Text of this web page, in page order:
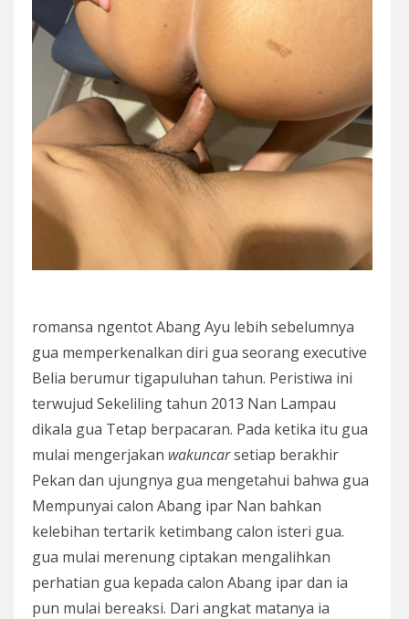
romansa ngentot Abang Ayu lebih sebelumnya
gua memperkenalkan diri gua seorang executive
Belia berumur tigapuluhan tahun. Peristiwa ini
terwujud Sekeliling tahun 2013 Nan Lampau
dikala gua Tetap berpacaran. Pada ketika itu gua
mulai mengerjakan wakuncarsetiap berakhir
Pekan dan ujungnya gua mengetahui bahwa gua
Mempunyai calon Abang ipar Nan bahkan
kelebihan tertarik ketimbang calon isteri gua.
gua mulai merenung ciptakan mengalihkan
perhatian gua kepada calon Abang ipar dan ia
pun mulai bereaksi. Dari angkat matanya ia